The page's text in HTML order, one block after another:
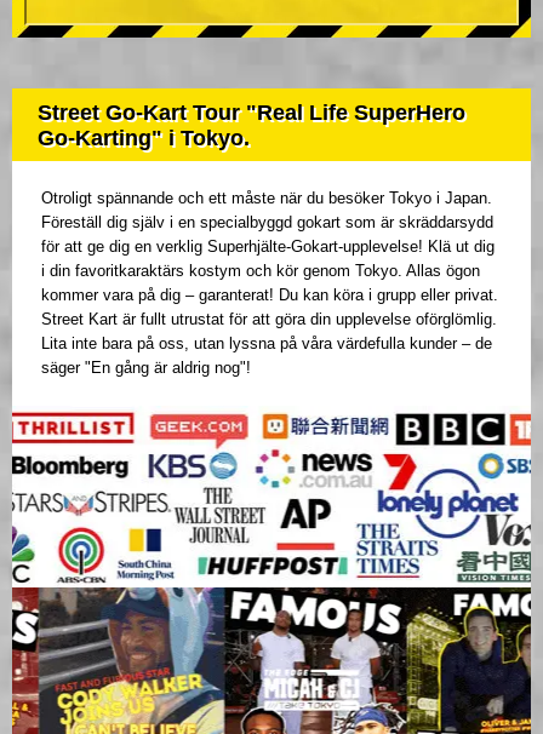
Street Go-Kart Tour "Real Life SuperHero
Go-Karting" i Tokyo.
Otroligt spännande och ett måste när du besöker Tokyo i Japan.
Föreställ dig själv i en specialbyggd gokart som är skräddarsydd
för att ge dig en verklig Superhjälte-Gokart-upplevelse! Klä ut dig
i din favoritkaraktärs kostym och kör genom Tokyo. Allas ögon
kommer vara på dig – garanterat! Du kan köra i grupp eller privat.
Street Kart är fullt utrustat för att göra din upplevelse oförglömlig.
Lita inte bara på oss, utan lyssna på våra värdefulla kunder – de
säger "En gång är aldrig nog"!